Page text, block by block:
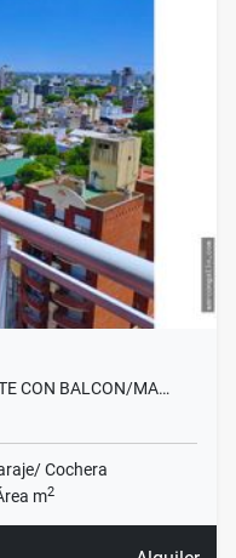
CON BALCON/MA…
Cochera
m2